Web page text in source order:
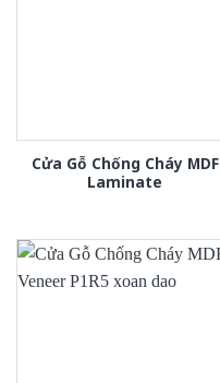
Cửa Gỗ Chống Cháy MDF
Laminate